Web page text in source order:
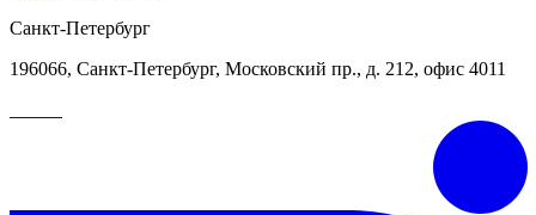
Санкт-Петербург
196066, Санкт-Петербург, Московский пр., д. 212, офис 4011